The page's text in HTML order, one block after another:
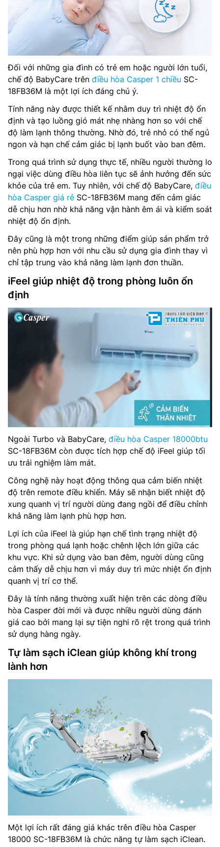
Đối với những gia đình có trẻ em hoặc người lớn tuổi,
chế độ BabyCare trên điều hòa Casper 1 chiều SC-
18FB36M là một lợi ích đáng chú ý.
Tính năng này được thiết kế nhằm duy trì nhiệt độ ổn
định và tạo luồng gió mát nhẹ nhàng hơn so với chế
độ làm lạnh thông thường. Nhờ đó, trẻ nhỏ có thể ngủ
ngon và hạn chế cảm giác bị lạnh buốt vào ban đêm.
Trong quá trình sử dụng thực tế, nhiều người thường lo
ngại việc dùng điều hòa liên tục sẽ ảnh hưởng đến sức
khỏe của trẻ em. Tuy nhiên, với chế độ BabyCare, điều
hòa Casper giá rẻ SC-18FB36M mang đến cảm giác
dễ chịu hơn nhờ khả năng vận hành êm ái và kiểm soát
nhiệt độ ổn định.
Đây cũng là một trong những điểm giúp sản phẩm trở
nên phù hợp hơn với nhu cầu sử dụng gia đình thay vì
chỉ tập trung vào khả năng làm lạnh đơn thuần.
iFeel giúp nhiệt độ trong phòng luôn ổn
định
Ngoài Turbo và BabyCare, điều hòa Casper 18000btu
SC-18FB36M còn được tích hợp chế độ iFeel giúp tối
ưu trải nghiệm làm mát.
Công nghệ này hoạt động thông qua cảm biến nhiệt
độ trên remote điều khiển. Máy sẽ nhận biết nhiệt độ
xung quanh vị trí người dùng đang ngồi để điều chỉnh
khả năng làm lạnh phù hợp hơn.
Lợi ích của iFeel là giúp hạn chế tình trạng nhiệt độ
trong phòng quá lạnh hoặc chênh lệch lớn giữa các
khu vực. Khi sử dụng vào ban đêm, người dùng cũng
cảm thấy dễ chịu hơn vì máy duy trì mức nhiệt ổn định
quanh vị trí cơ thể.
Đây là tính năng thường xuất hiện trên các dòng điều
hòa Casper đời mới và được nhiều người dùng đánh
giá cao bởi mang lại sự tiện nghi rõ rệt trong quá trình
sử dụng hàng ngày.
Tự làm sạch iClean giúp không khí trong
lành hơn
Một lợi ích rất đáng giá khác trên điều hòa Casper
18000 SC-18FB36M là chức năng tự làm sạch iClean.